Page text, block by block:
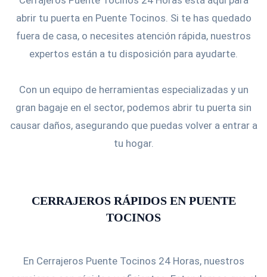
abrir tu puerta en Puente Tocinos. Si te has quedado
fuera de casa, o necesites atención rápida, nuestros
expertos están a tu disposición para ayudarte.
Con un equipo de herramientas especializadas y un
gran bagaje en el sector, podemos abrir tu puerta sin
causar daños, asegurando que puedas volver a entrar a
tu hogar.
CERRAJEROS RÁPIDOS EN PUENTE
TOCINOS
En Cerrajeros Puente Tocinos 24 Horas, nuestros